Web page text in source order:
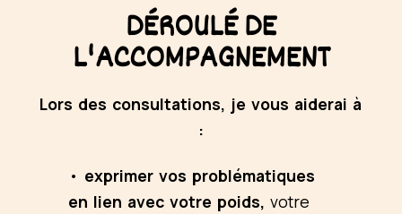
DÉROULÉ DE
L'ACCOMPAGNEMENT
Lors des consultations, je vous aiderai à
:
• exprimer vos problématiques
en lien avec votre poids, votre